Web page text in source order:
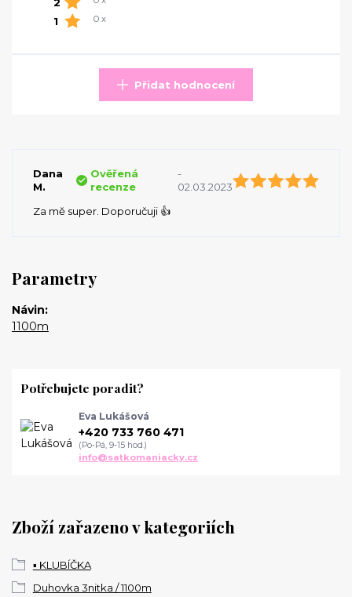
Přidat hodnocení
1 0 x
Dana
M.
Ověřená
recenze
-
02.03.2023
Za mě super. Doporučuji 👍
Parametry
Návin
1100m
Zboží zařazeno v kategoriích
▪️ KLUBÍČKA
Duhovka 3nitka / 1100m
Potřebujete poradit?
Eva Lukášová
+420 733 760 471
(Po-Pá, 9-15 hod.)
info@satkomaniacky.cz